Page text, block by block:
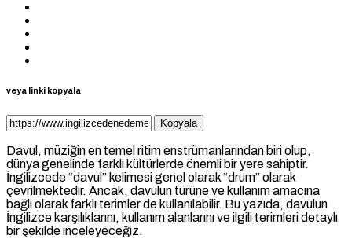
veya linki kopyala
Kopyala
Davul, müziğin en temel ritim enstrümanlarından biri olup,
dünya genelinde farklı kültürlerde önemli bir yere sahiptir.
İngilizcede “davul” kelimesi genel olarak “drum” olarak
çevrilmektedir. Ancak, davulun türüne ve kullanım amacına
bağlı olarak farklı terimler de kullanılabilir. Bu yazıda, davulun
İngilizce karşılıklarını, kullanım alanlarını ve ilgili terimleri detaylı
bir şekilde inceleyeceğiz.